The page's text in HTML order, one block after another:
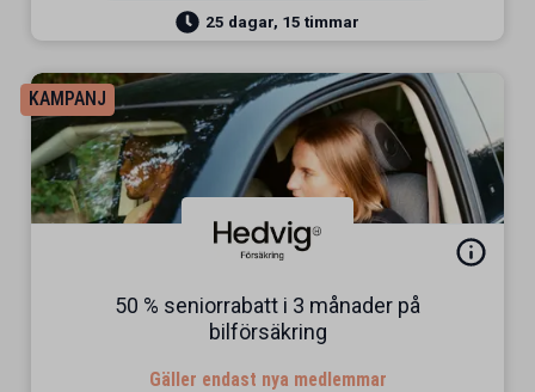
25 dagar, 15 timmar
KAMPANJ
50 % seniorrabatt i 3 månader på
bilförsäkring
Gäller endast nya medlemmar